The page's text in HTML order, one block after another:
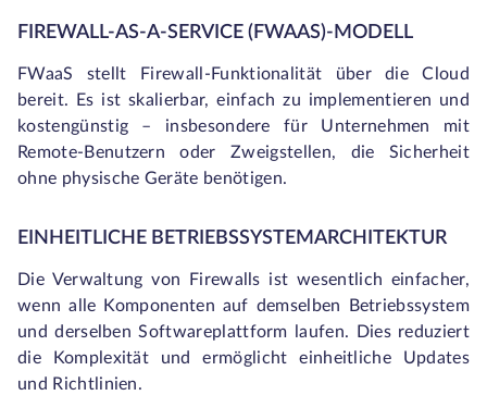
FIREWALL-AS-A-SERVICE (FWAAS)-MODELL
FWaaS stellt Firewall-Funktionalität über die Cloud
bereit. Es ist skalierbar, einfach zu implementieren und
kostengünstig – insbesondere für Unternehmen mit
Remote-Benutzern oder Zweigstellen, die Sicherheit
ohne physische Geräte benötigen.
EINHEITLICHE BETRIEBSSYSTEMARCHITEKTUR
Die Verwaltung von Firewalls ist wesentlich einfacher,
wenn alle Komponenten auf demselben Betriebssystem
und derselben Softwareplattform laufen. Dies reduziert
die Komplexität und ermöglicht einheitliche Updates
und Richtlinien.